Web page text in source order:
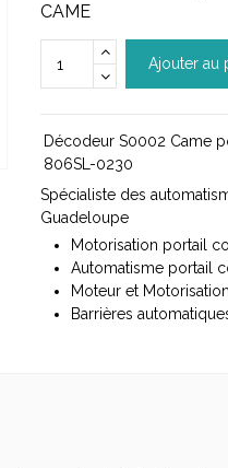
CAME
Ajouter au
Décodeur S0002 Came
806SL-0230
Spécialiste des
Guadeloupe
Motorisation portail
Automatisme portail
Moteur et
Barrières